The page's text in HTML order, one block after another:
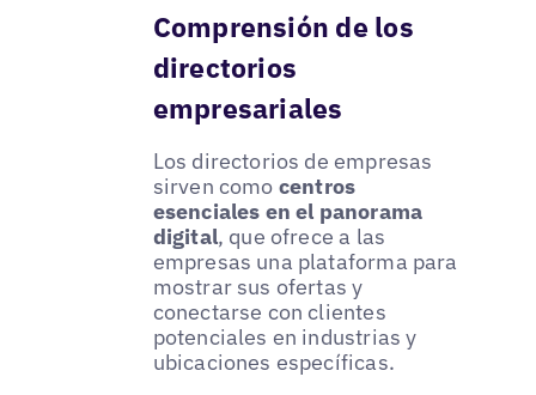
Comprensión de los
directorios
empresariales
Los directorios de empresas
sirven como centros
esenciales en el panorama
digital, que ofrece a las
empresas una plataforma para
mostrar sus ofertas y
conectarse con clientes
potenciales en industrias y
ubicaciones específicas.